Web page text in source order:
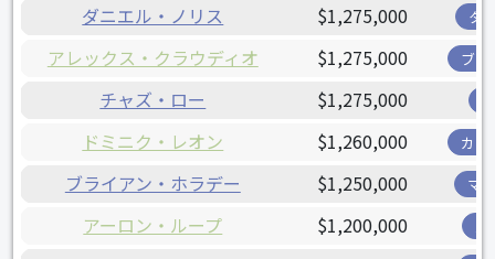
ダニエル・ノリス $1,275,000 タ
アレックス・クラウディオ $1,275,000 ブリ
チャズ・ロー $1,275,000
ドミニク・レオン $1,260,000 カー
ブライアン・ホラデー $1,250,000 マ
アーロン・ループ $1,200,000